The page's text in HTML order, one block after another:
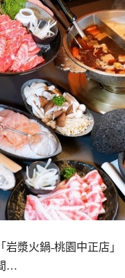
岩漿火鍋-桃園中正店
…